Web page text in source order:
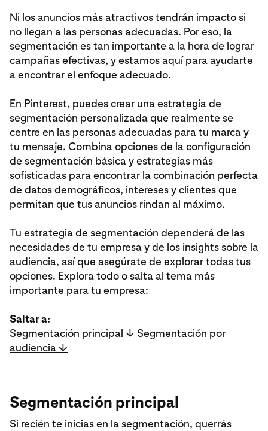
Ni los anuncios más atractivos tendrán impacto si
no llegan a las personas adecuadas. Por eso, la
segmentación es tan importante a la hora de lograr
campañas efectivas, y estamos aquí para ayudarte
a encontrar el enfoque adecuado.
En Pinterest, puedes crear una estrategia de
segmentación personalizada que realmente se
centre en las personas adecuadas para tu marca y
tu mensaje. Combina opciones de la configuración
de segmentación básica y estrategias más
sofisticadas para encontrar la combinación perfecta
de datos demográficos, intereses y clientes que
permitan que tus anuncios rindan al máximo.
Tu estrategia de segmentación dependerá de las
necesidades de tu empresa y de los insights sobre la
audiencia, así que asegúrate de explorar todas tus
opciones. Explora todo o salta al tema más
importante para tu empresa:
Saltar a:
Segmentación principal ↓ Segmentación por
audiencia ↓
Segmentación principal
Si recién te inicias en la segmentación, querrás